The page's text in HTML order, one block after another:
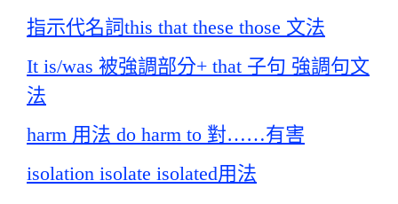
指示代名詞this that these those 文法
It is/was 被強調部分+ that 子句 強調句文
法
harm 用法 do harm to 對……有害
isolation isolate isolated用法